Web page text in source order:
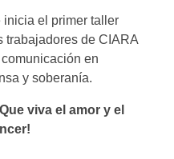
inicia el primer taller
trabajadores de CIARA
en
y soberanía.
viva el amor y el